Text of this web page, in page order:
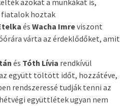
azokat a munkákat is,
fiatalok hoztak
és Wacha Imreviszont
várta az érdeklődőket, amit
és Tóth Lívia rendkívül
együtt töltött időt, hozzátéve,
rendszeressé tudják tenni az
együttlétek ugyan nem